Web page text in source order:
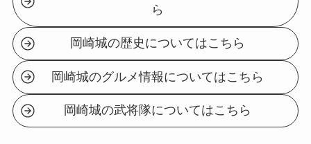
ら
岡崎城の歴史についてはこちら
岡崎城のグルメ情報についてはこちら
岡崎城の武将隊についてはこちら